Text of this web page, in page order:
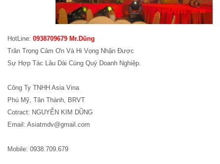
HotLine: 0938709679 Mr.Dũng
Trân Trọng Cảm Ơn Và Hi Vọng Nhận Được
Sự Hợp Tác Lâu Dài Cùng Quý Doanh Nghiệp.
Công Ty TNHH Asia Vina
Phú Mỹ, Tân Thành, BRVT
Cotract: NGUYỄN KIM DŨNG
Email: Asiatmdv@gmail.com
Mobile: 0938.709.679